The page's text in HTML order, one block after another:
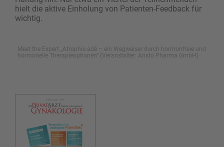
hielt die aktive Einholung von Patienten-Feedback für
wichtig.
Meet the Expert „Atrophie adé – ein Wegweiser durch hormonfreie und
hormonelle Therapieoptionen“ (Veranstalter: Aristo Pharma GmbH)